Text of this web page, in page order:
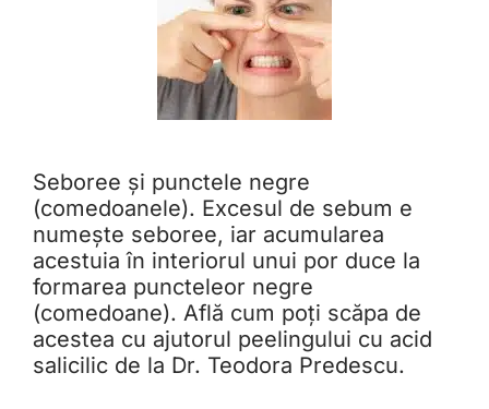
Seboree și punctele negre
(comedoanele). Excesul de sebum e
numește seboree, iar acumularea
acestuia în interiorul unui por duce la
formarea puncteleor negre
(comedoane). Află cum poți scăpa de
acestea cu ajutorul peelingului cu acid
salicilic de la Dr. Teodora Predescu.